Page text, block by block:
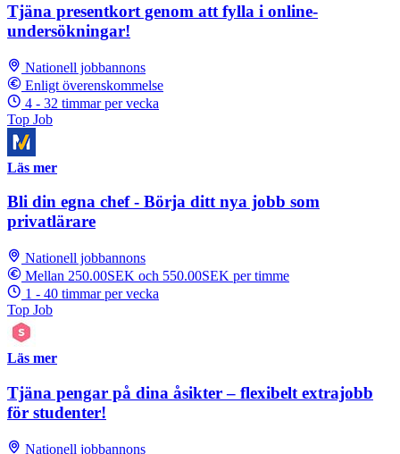
Tjäna presentkort genom att fylla i online-
undersökningar!
Nationell jobbannons
Enligt överenskommelse
4 - 32 timmar per vecka
Top Job
Läs mer
Bli din egna chef - Börja ditt nya jobb som
privatlärare
Nationell jobbannons
Mellan 250.00SEK och 550.00SEK per timme
1 - 40 timmar per vecka
Top Job
Läs mer
Tjäna pengar på dina åsikter – flexibelt extrajobb
för studenter!
Nationell jobbannons